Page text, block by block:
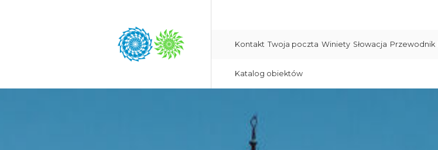
Kontakt Twoja poczta Winiety Słowacja Przewodnik
Katalog obiektów